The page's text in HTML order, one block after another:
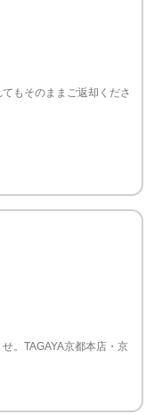
もそのままご返却くださ
。TAGAYA京都本店・京